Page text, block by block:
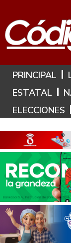
PRINCIPAL
ESTATAL
ELECCIONES